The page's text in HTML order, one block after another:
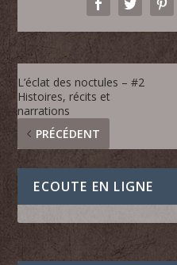
L’éclat des noctules – #2
Histoires, récits et
narrations
PRÉCÉDENT
ECOUTE EN LIGNE